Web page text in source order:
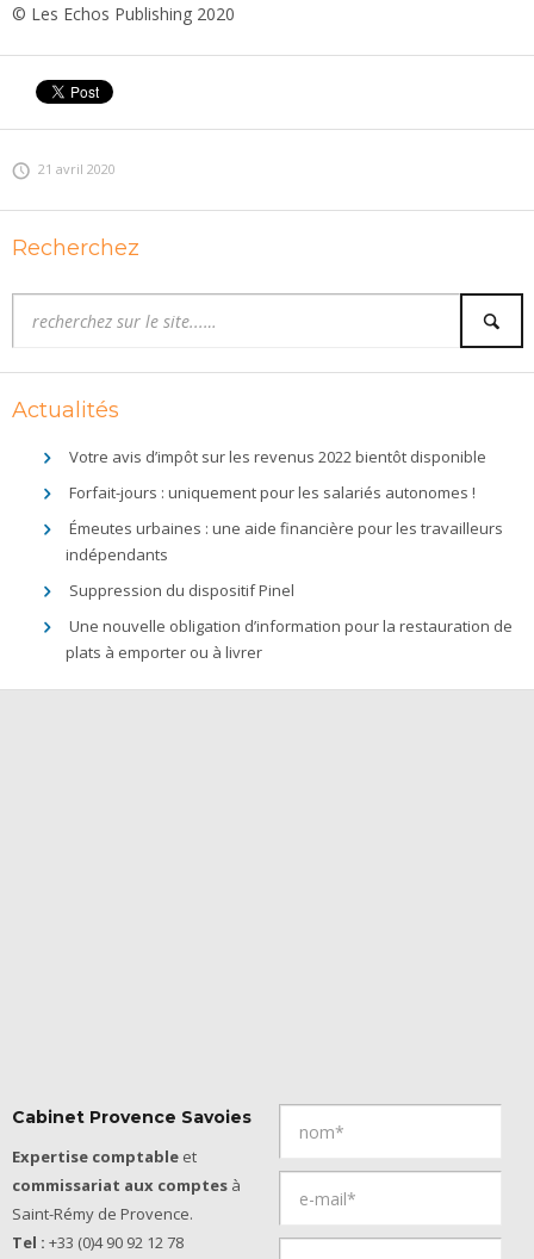
© Les Echos Publishing 2020
21 avril 2020
Recherchez
Actualités
Votre avis d’impôt sur les revenus 2022 bientôt disponible
Forfait-jours : uniquement pour les salariés autonomes !
Émeutes urbaines : une aide financière pour les travailleurs
indépendants
Suppression du dispositif Pinel
Une nouvelle obligation d’information pour la restauration de
plats à emporter ou à livrer
Cabinet Provence Savoies
Expertise comptable et
commissariat aux comptes à
Saint-Rémy de Provence.
Tel : +33 (0)4 90 92 12 78